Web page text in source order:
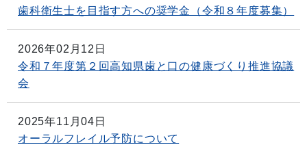
歯科衛生士を目指す方への奨学金（令和８年度募集）
2026年02月12日
令和７年度第２回高知県歯と口の健康づくり推進協議
会
2025年11月04日
オーラルフレイル予防について